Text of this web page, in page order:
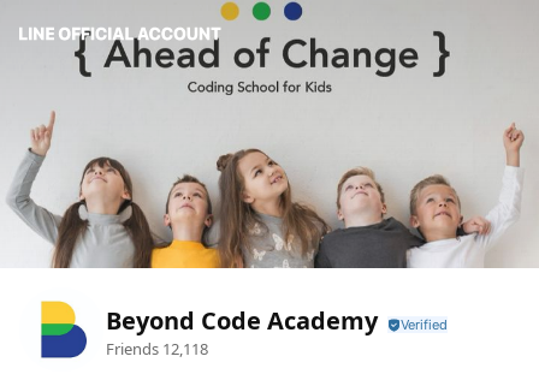
Beyond Code Academy
Friends 12,118